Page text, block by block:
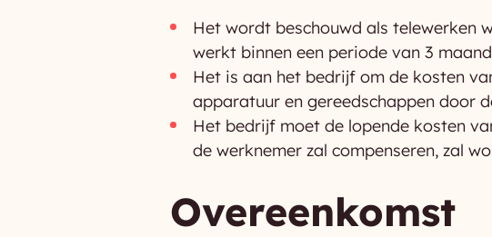
Het wordt beschouwd als telewerken
werkt binnen een periode van 3
Het is aan het bedrijf om de kosten
apparatuur en gereedschappen door
Het bedrijf moet de lopende kosten
de werknemer zal compenseren, zal
Overeenkomst